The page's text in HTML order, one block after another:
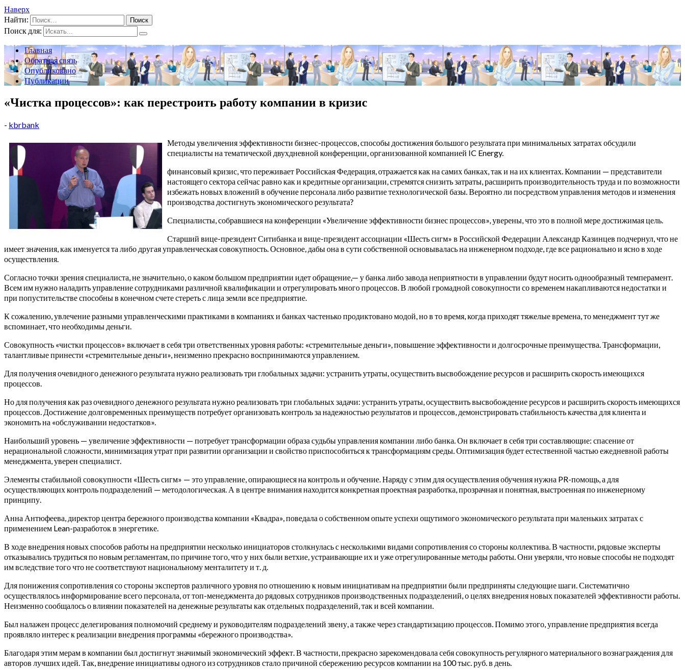
Наверх
Найти:
Поиск для:
Главная
Обратная связь
Опубликовано
Публикации
«Чистка процессов»: как перестроить работу компании в кризис
- kbrbank
Методы увеличения эффективности бизнес-процессов, способы достижения большого результата при минимальных затратах обсудили
специалисты на тематической двухдневной конференции, организованной компанией IC Energy.
финансовый кризис, что переживает Российская Федерация, отражается как на самих банках, так и на их клиентах. Компании — представители
настоящего сектора сейчас равно как и кредитные организации, стремятся снизить затраты, расширить производительность труда и по возможности
избежать новых вложений в обучение персонала либо развитие технологической базы. Вероятно ли посредством управления методов и изменения
производства достигнуть экономического результата?
Специалисты, собравшиеся на конференции «Увеличение эффективности бизнес процессов», уверены, что это в полной мере достижимая цель.
Старший вице-президент Ситибанка и вице-президент ассоциации «Шесть сигм» в Российской Федерации Александр Казинцев подчернул, что не
имеет значения, как именуется та либо другая управленческая совокупность. Основное, дабы она в сути собственной основывалась на инженерном подходе, где все рационально и ясно в ходе
осуществления.
Согласно точки зрения специалиста, не значительно, о каком большом предприятии идет обращение,— у банка либо завода неприятности в управлении будут носить однообразный темперамент.
Всем им нужно наладить управление сотрудниками различной квалификации и отрегулировать много процессов. В любой громадной совокупности со временем накапливаются недостатки и
при попустительстве способны в конечном счете стереть с лица земли все предприятие.
К сожалению, увлечение разными управленческими практиками в компаниях и банках частенько продиктовано модой, но в то время, когда приходят тяжелые времена, то менеджмент тут же
вспоминает, что необходимы деньги.
Совокупность «чистки процессов» включает в себя три ответственных уровня работы: «стремительные деньги», повышение эффективности и долгосрочные преимущества. Трансформации,
талантливые принести «стремительные деньги», неизменно прекрасно воспринимаются управлением.
Для получения очевидного денежного результата нужно реализовать три глобальных задачи: устранить утраты, осуществить высвобождение ресурсов и расширить скорость имеющихся
процессов.
Но для получения как раз очевидного денежного результата нужно реализовать три глобальных задачи: устранить утраты, осуществить высвобождение ресурсов и расширить скорость имеющихся
процессов. Достижение долговременных преимуществ потребует организовать контроль за надежностью результатов и процессов, демонстрировать стабильность качества для клиента и
экономить на «обслуживании недостатков».
Наибольший уровень — увеличение эффективности — потребует трансформации образа судьбы управления компании либо банка. Он включает в себя три составляющие: спасение от
нерациональной сложности, минимизация утрат при развитии организации и свойство приспособиться к трансформациям среды. Оптимизация будет естественной частью ежедневной работы
менеджмента, уверен специалист.
Элементы стабильной совокупности «Шесть сигм» — это управление, опирающиеся на контроль и обучение. Наряду с этим для осуществления обучения нужна PR-помощь, а для
осуществляющих контроль подразделений — методологическая. А в центре внимания находится конкретная проектная разработка, прозрачная и понятная, выстроенная по инженерному
принципу.
Анна Антюфеева, директор центра бережного производства компании «Квадра», поведала о собственном опыте успехи ощутимого экономического результата при маленьких затратах с
применением Lean-разработок в энергетике.
В ходе внедрения новых способов работы на предприятии несколько инициаторов столкнулась с несколькими видами сопротивления со стороны коллектива. В частности, рядовые эксперты
отказывались трудиться по новым регламентам, по причине того, что у них были ветхие, устраивающие их и уже отрегулированные методы работы. Они уверяли, что новые способы не подходят
им вследствие того что не соответствуют национальному менталитету и т. д.
Для понижения сопротивления со стороны экспертов различного уровня по отношению к новым инициативам на предприятии были предприняты следующие шаги. Систематично
осуществлялось информирование всего персонала, от топ-менеджмента до рядовых сотрудников производственных подразделений, о целях внедрения новых показателей эффективности работы.
Неизменно сообщалось о влиянии показателей на денежные результаты как отдельных подразделений, так и всей компании.
Был налажен процесс делегирования полномочий среднему и руководителям подразделений звену, а также через стандартизацию процессов. Помимо этого, управление предприятия всегда
проявляло интерес к реализации внедрения программы «бережного производства».
Благодаря этим мерам в компании был достигнут значимый экономический эффект. В частности, прекрасно зарекомендовала себя совокупность регулярного материального вознаграждения для
авторов лучших идей. Так, внедрение инициативы одного из сотрудников стало причиной сбережению ресурсов компании на 100 тыс. руб. в день.